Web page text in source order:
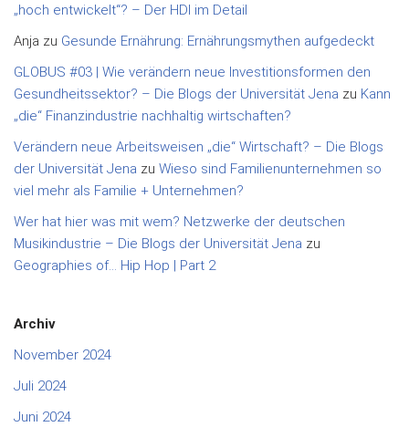
„hoch entwickelt“? – Der HDI im Detail
Anja zu Gesunde Ernährung: Ernährungsmythen aufgedeckt
GLOBUS #03 | Wie verändern neue Investitionsformen den
Gesundheitssektor? – Die Blogs der Universität Jena zu Kann
„die“ Finanzindustrie nachhaltig wirtschaften?
Verändern neue Arbeitsweisen „die“ Wirtschaft? – Die Blogs
der Universität Jena zu Wieso sind Familienunternehmen so
viel mehr als Familie + Unternehmen?
Wer hat hier was mit wem? Netzwerke der deutschen
Musikindustrie – Die Blogs der Universität Jena zu
Geographies of… Hip Hop | Part 2
Archiv
November 2024
Juli 2024
Juni 2024